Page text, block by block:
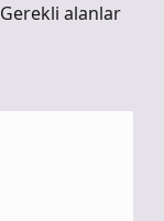
Gerekli alanlar